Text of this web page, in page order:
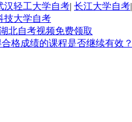
汉轻工大学自考| 长江大学自考|
技大学自考
格成绩的课程是否继续有效？